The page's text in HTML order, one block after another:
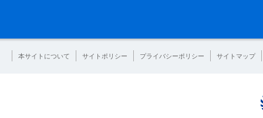
本サイトについて サイトポリシー プライバシーポリシー サイトマップ